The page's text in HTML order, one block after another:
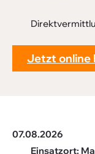
Jetzt online
07.08.2026
Einsatzort: